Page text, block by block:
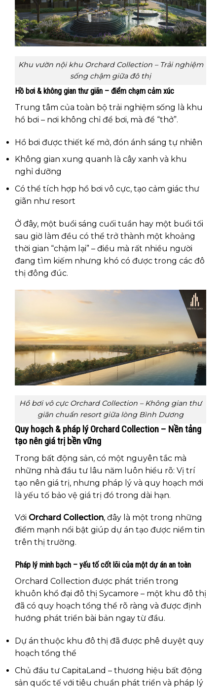
Khu vườn nội khu Orchard Collection – Trải nghiệm
sống chậm giữa đô thị
Hồ bơi & không gian thư giãn – điểm chạm cảm xúc
Trung tâm của toàn bộ trải nghiệm sống là khu
hồ bơi – nơi không chỉ để bơi, mà để “thở”.
Hồ bơi được thiết kế mở, đón ánh sáng tự nhiên
Không gian xung quanh là cây xanh và khu
nghỉ dưỡng
Có thể tích hợp hồ bơi vô cực, tạo cảm giác thư
giãn như resort
Ở đây, một buổi sáng cuối tuần hay một buổi tối
sau giờ làm đều có thể trở thành một khoảng
thời gian “chậm lại” – điều mà rất nhiều người
đang tìm kiếm nhưng khó có được trong các đô
thị đông đúc.
Hồ bơi vô cực Orchard Collection – Không gian thư
giãn chuẩn resort giữa lòng Bình Dương
Quy hoạch & pháp lý Orchard Collection – Nền tảng
tạo nên giá trị bền vững
Trong bất động sản, có một nguyên tắc mà
những nhà đầu tư lâu năm luôn hiểu rõ: Vị trí
tạo nên giá trị, nhưng pháp lý và quy hoạch mới
là yếu tố bảo vệ giá trị đó trong dài hạn.
Với Orchard Collection, đây là một trong những
điểm mạnh nổi bật giúp dự án tạo được niềm tin
trên thị trường.
Pháp lý minh bạch – yếu tố cốt lõi của một dự án an toàn
Orchard Collection được phát triển trong
khuôn khổ đại đô thị Sycamore – một khu đô thị
đã có quy hoạch tổng thể rõ ràng và được định
hướng phát triển bài bản ngay từ đầu.
Dự án thuộc khu đô thị đã được phê duyệt quy
hoạch tổng thể
Chủ đầu tư CapitaLand – thương hiệu bất động
sản quốc tế với tiêu chuẩn phát triển và pháp lý